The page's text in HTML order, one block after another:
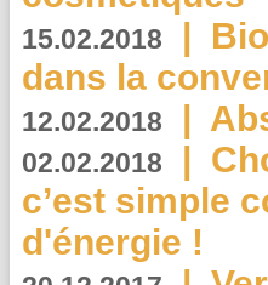
15.02.2018 |
dans la
12.02.2018 |
02.02.2018 |
c’est simple
d'énergie !